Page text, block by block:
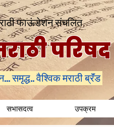
फाऊंडेशन संचलित
परिषद
समृद्ध.. वैश्विक मराठी ब्रॅंड
सभासदत्व उपक्रम